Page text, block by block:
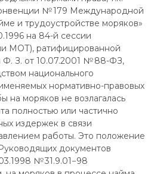
№ 179 Международной
и трудоустройстве моряков»
на 84-й сессии
МОТ), ратифицированной
З. от 10.07.2001 № 88-ФЗ,
национального
нормативно-правовых
на моряков не возлагалась
полностью или частично
издержек в связи
работы. Это положение
документов
№ 31.9.01−98